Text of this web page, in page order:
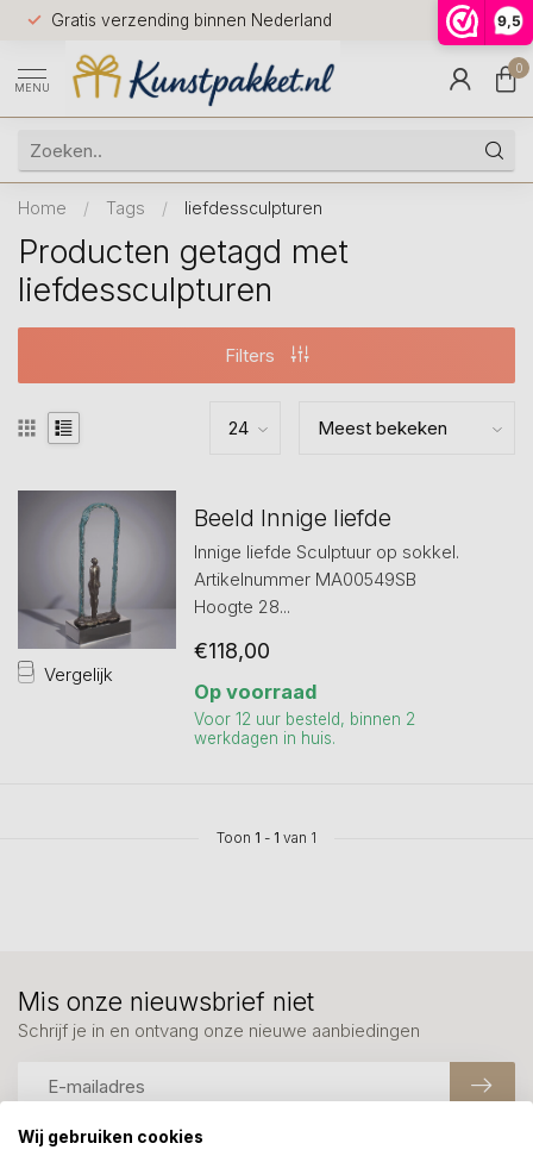
9,5
Gratis verzending binnen Nederland
Voor
huis
9.5
MENU
0
Home / Tags / liefdessculpturen
Producten getagd met
liefdessculpturen
Filters
Vergelijk
Beeld Innige liefde
Innige liefde Sculptuur op sokkel.
Artikelnummer MA00549SB
Hoogte 28...
€118,00
Op voorraad
Voor 12 uur besteld, binnen 2
werkdagen in huis.
Toon 1 - 1 van 1
Mis onze nieuwsbrief niet
Schrijf je in en ontvang onze nieuwe aanbiedingen
Wij gebruiken cookies